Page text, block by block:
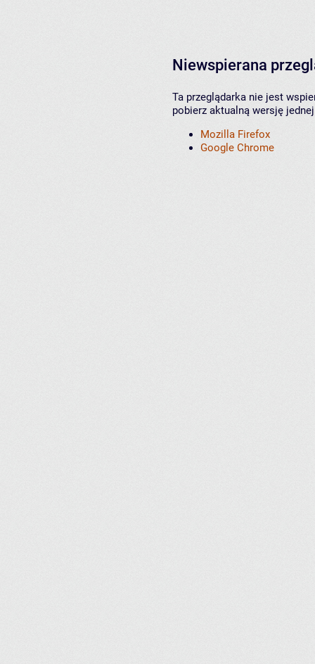
Niewspierana
Ta przeglądarka nie jest
pobierz aktualną wersję
Mozilla Firefox
Google Chrome